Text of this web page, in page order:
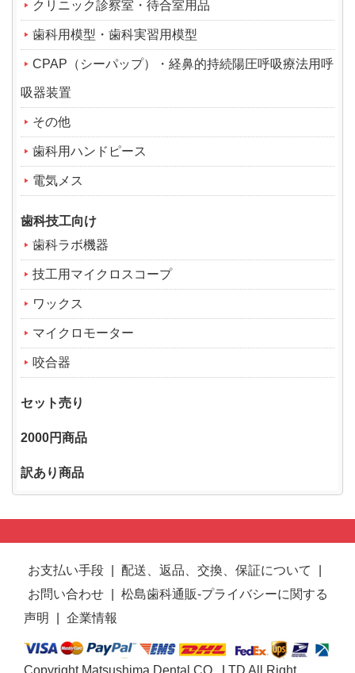
クリニック診察室・待合室用品
歯科用模型・歯科実習用模型
CPAP（シーパップ）・経鼻的持続陽圧呼吸療法用呼
吸器装置
その他
歯科用ハンドピース
電気メス
歯科技工向け
歯科ラボ機器
技工用マイクロスコープ
ワックス
マイクロモーター
咬合器
セット売り
2000円商品
訳あり商品
お支払い手段 配送、返品、交換、保証について
お問い合わせ
松島歯科通販-プライバシーに関する
声明
企業情報